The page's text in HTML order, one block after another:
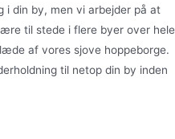
i din by, men vi arbejder på at
til stede i flere byer over hele
af vores sjove hoppeborge.
til netop din by inden